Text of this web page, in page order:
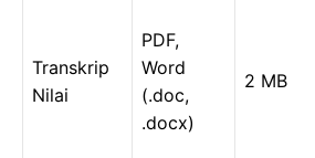
Transkrip
Nilai
PDF,
Word
(.doc,
.docx)
2 MB